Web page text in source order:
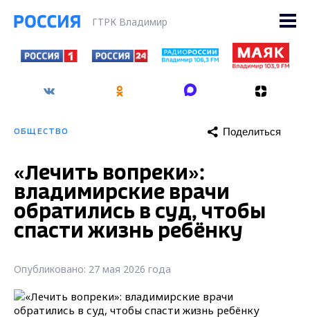
ГТРК Владимир
ОБЩЕСТВО Поделиться
«Лечить вопреки»:
владимирские врачи
обратились в суд, чтобы
спасти жизнь ребёнку
Опубликовано: 27 мая 2026 года